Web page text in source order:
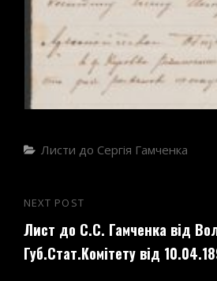
Categories
Листи до Сергія Гамченка
Навігація
записів
Next
Post
NEXT POST
Лист до С.С. Гамченка від
Губ.Стат.Комітету від